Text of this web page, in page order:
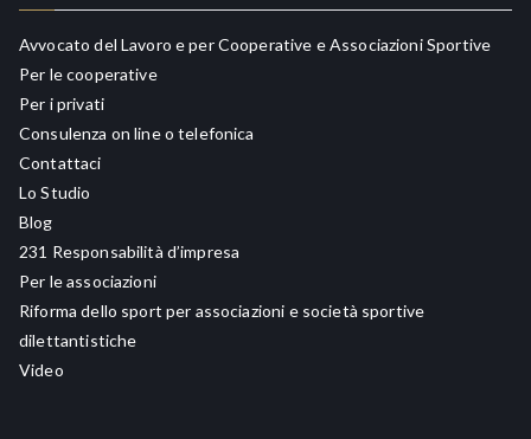
Avvocato del Lavoro e per Cooperative e Associazioni Sportive
Per le cooperative
Per i privati
Consulenza on line o telefonica
Contattaci
Lo Studio
Blog
231 Responsabilità d’impresa
Per le associazioni
Riforma dello sport per associazioni e società sportive
dilettantistiche
Video